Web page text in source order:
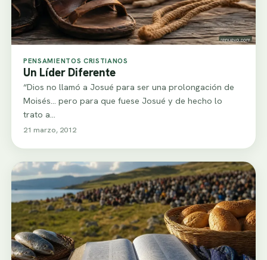
PENSAMIENTOS CRISTIANOS
Un Líder Diferente
“Dios no llamó a Josué para ser una prolongación de
Moisés... pero para que fuese Josué y de hecho lo
trato a…
21 marzo, 2012